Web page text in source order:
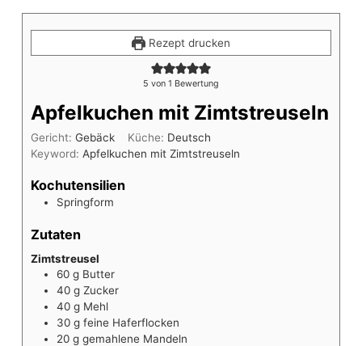
Rezept drucken
5 von 1 Bewertung
Apfelkuchen mit Zimtstreuseln
Gericht: Gebäck Küche: Deutsch
Keyword: Apfelkuchen mit Zimtstreuseln
Kochutensilien
Springform
Zutaten
Zimtstreusel
60 g Butter
40 g Zucker
40 g Mehl
30 g feine Haferflocken
20 g gemahlene Mandeln